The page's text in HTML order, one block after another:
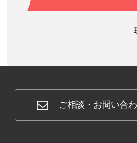
ご相談・お問い合